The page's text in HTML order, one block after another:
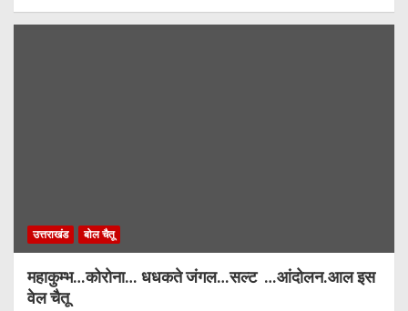
उत्तराखंड बोल चैतू
महाकुम्भ…कोरोना… धधकते जंगल…सल्ट …आंदोलन.आल इस
वेल चैतू